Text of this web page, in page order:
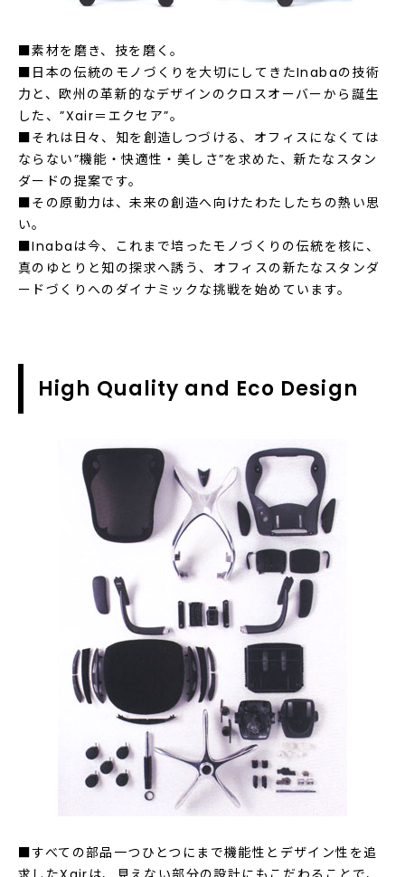
■素材を磨き、技を磨く。
■日本の伝統のモノづくりを大切にしてきたInabaの技術
力と、欧州の革新的なデザインのクロスオーバーから誕生
した、”Xair＝エクセア”。
■それは日々、知を創造しつづける、オフィスになくては
ならない”機能・快適性・美しさ”を求めた、新たなスタン
ダードの提案です。
■その原動力は、未来の創造へ向けたわたしたちの熱い思
い。
■Inabaは今、これまで培ったモノづくりの伝統を核に、
真のゆとりと知の探求へ誘う、オフィスの新たなスタンダ
ードづくりへのダイナミックな挑戦を始めています。
High Quality and Eco Design
■すべての部品一つひとつにまで機能性とデザイン性を追